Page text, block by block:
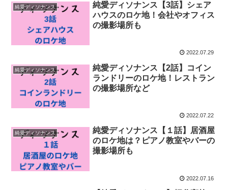
純愛ディソナンス
純愛ディソナンス【3話】シェア
ハウスのロケ地！会社やオフィス
の撮影場所も
2022.07.29
純愛ディソナンス
純愛ディソナンス【2話】コイン
ランドリーのロケ地！レストラン
の撮影場所など
2022.07.22
純愛ディソナンス
純愛ディソナンス【１話】居酒屋
のロケ地は？ピアノ教室やバーの
撮影場所も
2022.07.16